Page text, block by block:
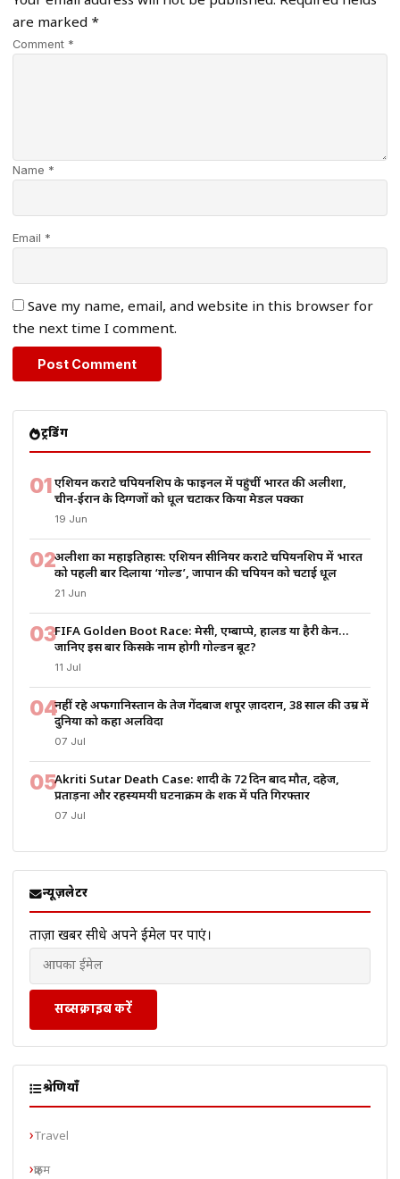
are marked *
Comment *
Name *
Email *
Save my name, email, and website in this browser for
the next time I comment.
ट्रेंडिंग
01एशियन कराटे चैंपियनशिप के फाइनल में पहुंचीं भारत की अलीशा,
चीन-ईरान के दिग्गजों को धूल चटाकर किया मेडल पक्का
19 Jun
02अलीशा का महाइतिहास: एशियन सीनियर कराटे चैंपियनशिप में भारत
को पहली बार दिलाया ‘गोल्ड’, जापान की चैंपियन को चटाई धूल
21 Jun
03FIFA Golden Boot Race: मेसी, एम्बाप्पे, हालैंड या हैरी केन…
जानिए इस बार किसके नाम होगी गोल्डन बूट?
11 Jul
04नहीं रहे अफगानिस्तान के तेज गेंदबाज शपूर ज़ादरान, 38 साल की उम्र में
दुनिया को कहा अलविदा
07 Jul
05Akriti Sutar Death Case: शादी के 72 दिन बाद मौत, दहेज,
प्रताड़ना और रहस्यमयी घटनाक्रम के शक में पति गिरफ्तार
07 Jul
न्यूज़लेटर
ताज़ा खबरें सीधे अपने ईमेल पर पाएं।
सब्सक्राइब करें
श्रेणियाँ
Travel
क्राइम